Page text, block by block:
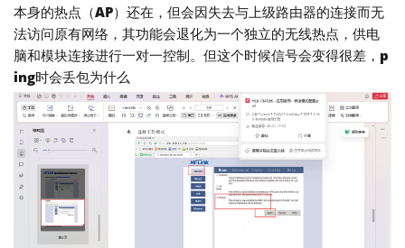
本身的热点（AP）还在，但会因失去与上级路由器的连接而无
法访问原有网络，其功能会退化为一个独立的无线热点，供电
脑和模块连接进行一对一控制。但这个时候信号会变得很差，p
ing时会丢包为什么